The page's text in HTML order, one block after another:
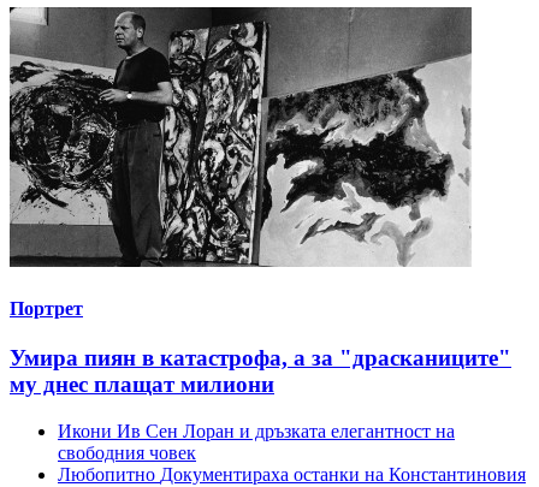
Портрет
Умира пиян в катастрофа, а за "драсканиците"
му днес плащат милиони
Икони Ив Сен Лоран и дръзката елегантност на
свободния човек
Любопитно Документираха останки на Константиновия